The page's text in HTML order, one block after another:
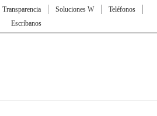
Transparencia Soluciones W
Teléfonos
Escríbanos